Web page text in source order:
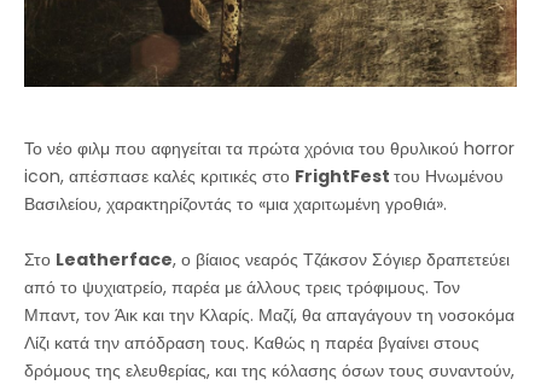
Το νέο φιλμ που αφηγείται τα πρώτα χρόνια του θρυλικού horror
icon, απέσπασε καλές κριτικές στο FrightFest του Ηνωμένου
Βασιλείου, χαρακτηρίζοντάς το «μια χαριτωμένη γροθιά».
Στο Leatherface, ο βίαιος νεαρός Τζάκσον Σόγιερ δραπετεύει
από το ψυχιατρείο, παρέα με άλλους τρεις τρόφιμους. Τον
Μπαντ, τον Άικ και την Κλαρίς. Μαζί, θα απαγάγουν τη νοσοκόμα
Λίζι κατά την απόδραση τους. Καθώς η παρέα βγαίνει στους
δρόμους της ελευθερίας, και της κόλασης όσων τους συναντούν,